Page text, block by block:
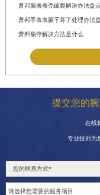
萧邦腕表表壳破裂解决办法盘点
萧邦手表表蒙子坏了处理办法
萧邦偷停解决方法是什么
提交您的
在线
专业技师为